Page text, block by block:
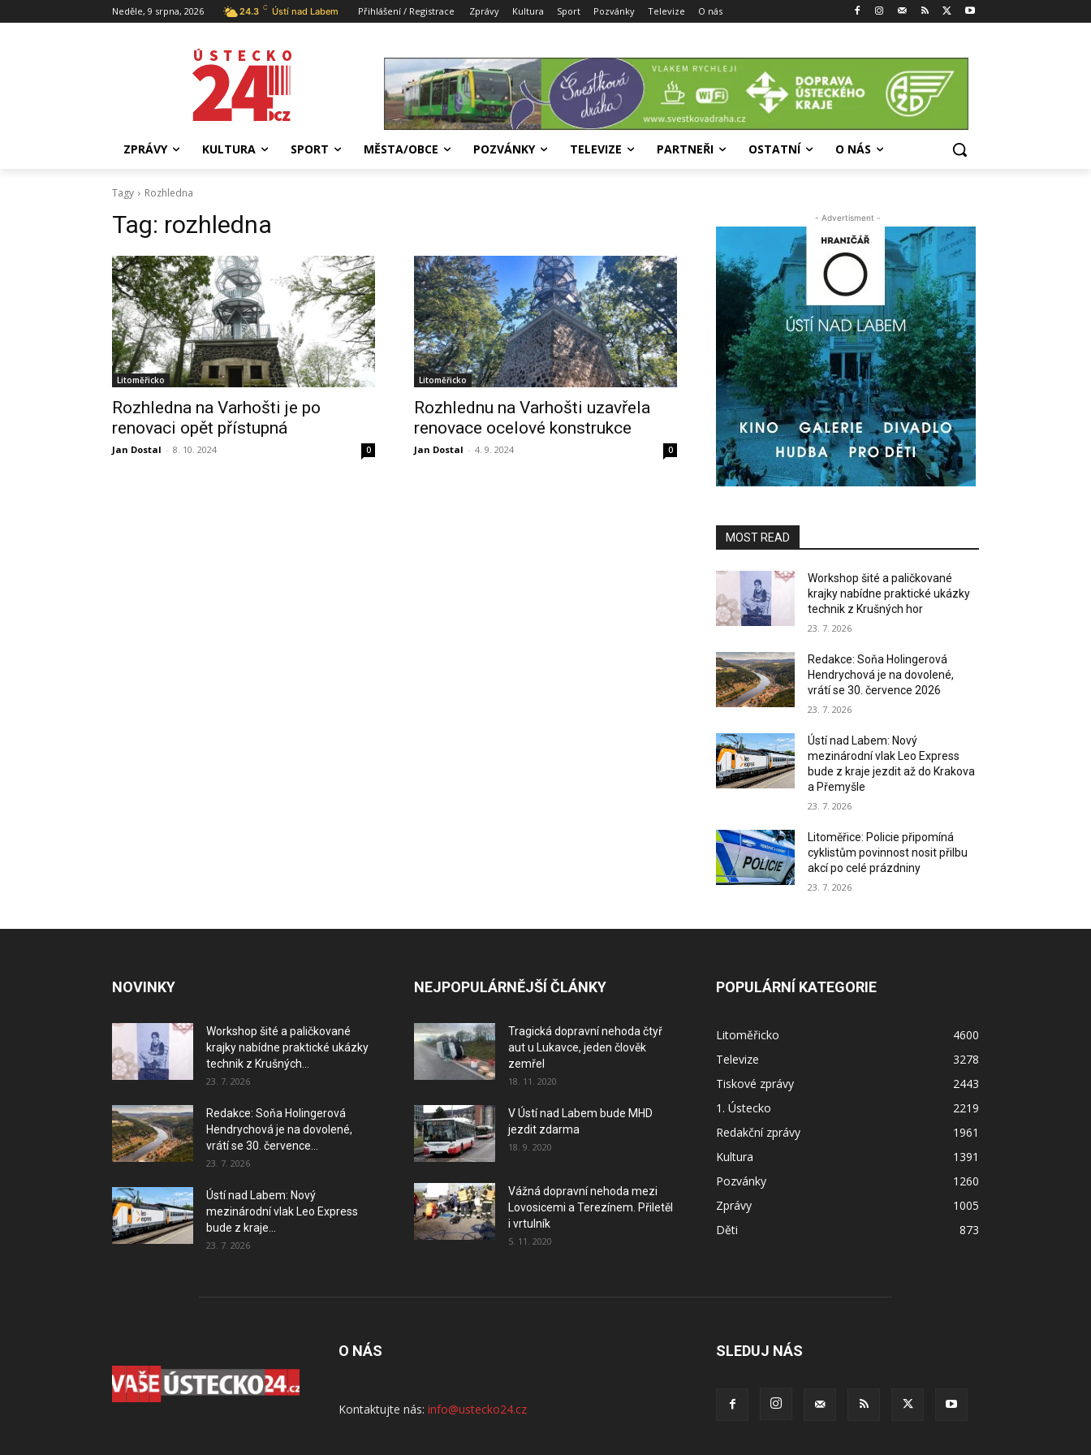
Neděle, 9 srpna, 2026 24.3 C Ústí nad Labem Přihlášení / Registrace Zprávy Kultura Sport Pozvánky Televize O nás
ZPRÁVY KULTURA SPORT MĚSTA/OBCE POZVÁNKY TELEVIZE PARTNEŘI OSTATNÍ O NÁS
Tagy Rozhledna
Tag: rozhledna
Litoměřicko
Rozhledna na Varhošti je po
renovaci opět přístupná
Jan Dostal - 8. 10. 2024 0
Litoměřicko
Rozhlednu na Varhošti uzavřela
renovace ocelové konstrukce
Jan Dostal - 4. 9. 2024 0
- Advertisment -
MOST READ
Workshop šité a paličkované
krajky nabídne praktické ukázky
technik z Krušných hor
23. 7. 2026
Redakce: Soňa Holingerová
Hendrychová je na dovolené,
vrátí se 30. července 2026
23. 7. 2026
Ústí nad Labem: Nový
mezinárodní vlak Leo Express
bude z kraje jezdit až do Krakova
a Přemyšle
23. 7. 2026
Litoměřice: Policie připomíná
cyklistům povinnost nosit přilbu
akcí po celé prázdniny
23. 7. 2026
NOVINKY
Workshop šité a paličkované
krajky nabídne praktické ukázky
technik z Krušných...
23. 7. 2026
Redakce: Soňa Holingerová
Hendrychová je na dovolené,
vrátí se 30. července...
23. 7. 2026
Ústí nad Labem: Nový
mezinárodní vlak Leo Express
bude z kraje...
23. 7. 2026
NEJPOPULÁRNĚJŠÍ ČLÁNKY
Tragická dopravní nehoda čtyř
aut u Lukavce, jeden člověk
zemřel
18. 11. 2020
V Ústí nad Labem bude MHD
jezdit zdarma
18. 9. 2020
Vážná dopravní nehoda mezi
Lovosicemi a Terezínem. Přiletěl
i vrtulník
5. 11. 2020
POPULÁRNÍ KATEGORIE
Litoměřicko
4600
Televize
3278
Tiskové zprávy
2443
1. Ústecko
2219
Redakční zprávy
1961
Kultura
1391
Pozvánky
1260
Zprávy
1005
Děti
873
O NÁS
Kontaktujte nás: info@ustecko24.cz
SLEDUJ NÁS